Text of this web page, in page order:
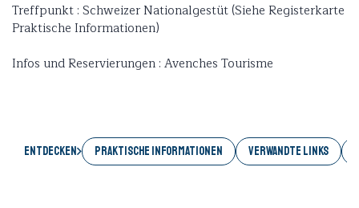
Treffpunkt : Schweizer Nationalgestüt (Siehe Registerkarte
Praktische Informationen)
Infos und Reservierungen : Avenches Tourisme
Entdecken PRAKTISCHE INFORMATIONEN VERWANDTE LINKS